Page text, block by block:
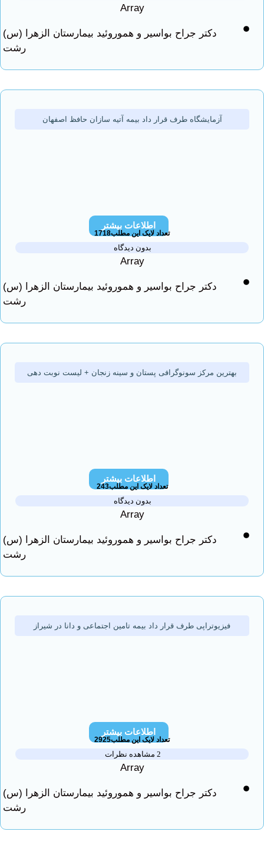
دکتر جراح بواسیر و هموروئید بیمارستان الزهرا (س)
آزمایشگاه طرف قرار داد بیمه آتیه سازان حافظ اصفهان
اطلاعات بیشتر
تعداد لایک این مطلب1718
بدون دیدگاه
دکتر جراح بواسیر و هموروئید بیمارستان الزهرا (س)
مرکز سونوگرافی پستان و سینه زنجان + لیست نوبت دهی
اطلاعات بیشتر
تعداد لایک این مطلب243
بدون دیدگاه
دکتر جراح بواسیر و هموروئید بیمارستان الزهرا (س)
فیزیوتراپی طرف قرار داد بیمه تامین اجتماعی و دانا در شیراز
اطلاعات بیشتر
تعداد لایک این مطلب2925
دکتر جراح بواسیر و هموروئید بیمارستان الزهرا (س)